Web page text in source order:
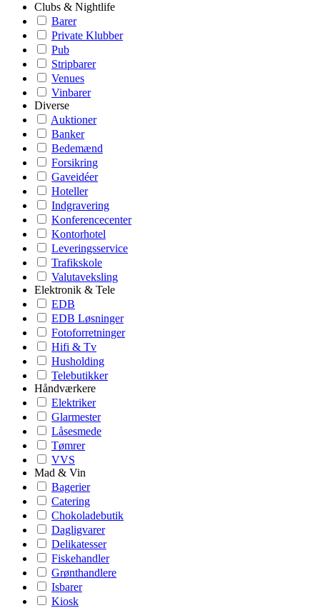
Clubs & Nightlife
Barer
Private Klubber
Pub
Stripbarer
Venues
Vinbarer
Diverse
Auktioner
Banker
Bedemænd
Forsikring
Gaveidéer
Hoteller
Indgravering
Konferencecenter
Kontorhotel
Leveringsservice
Trafikskole
Valutaveksling
Elektronik & Tele
EDB
EDB Løsninger
Fotoforretninger
Hifi & Tv
Husholding
Telebutikker
Håndværkere
Elektriker
Glarmester
Låsesmede
Tømrer
VVS
Mad & Vin
Bagerier
Catering
Chokoladebutik
Dagligvarer
Delikatesser
Fiskehandler
Grønthandlere
Isbarer
Kiosk